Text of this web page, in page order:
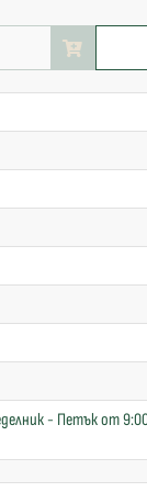
- Петък от